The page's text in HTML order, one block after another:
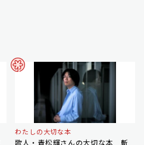
わたしの大切な本
歌人・青松輝さんの大切な本 斬